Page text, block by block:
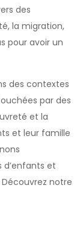
des
la migration,
pour avoir un
des contextes
par des
et la
et leur famille
et
notre